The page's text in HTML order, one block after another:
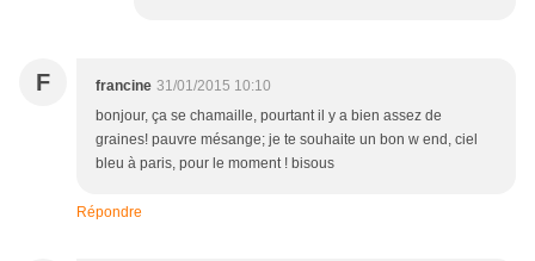
F francine 31/01/2015 10:10
bonjour, ça se chamaille, pourtant il y a bien assez de
graines! pauvre mésange; je te souhaite un bon w end, ciel
bleu à paris, pour le moment ! bisous
Répondre